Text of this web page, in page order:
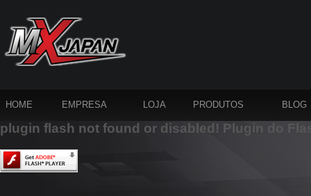
HOME EMPRESA LOJA PRODUTOS BLOG
plugin flash not found or disabled! Plugin do